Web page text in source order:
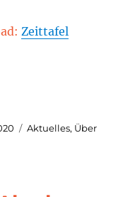
Zeittafel
Kategorien
Aktuelles, Über